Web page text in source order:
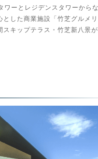
ワーとレジデンスタワーから
とした商業施設「竹芝グルメ
スキップテラス・竹芝新八景